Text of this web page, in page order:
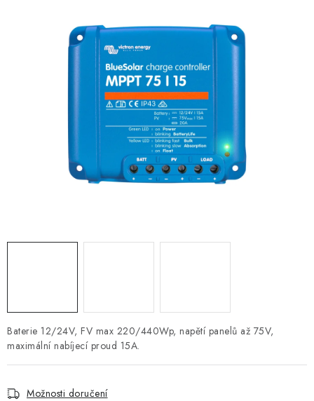
STANIČNÍ BATERIE
BATERIOVÉ BOXY
POWERBANKY
LITHIOVÉ BATERIE
TESTERY BATERIÍ
Baterie 12/24V, FV max 220/440Wp, napětí panelů až 75V,
maximální nabíjecí proud 15A.
Možnosti doručení